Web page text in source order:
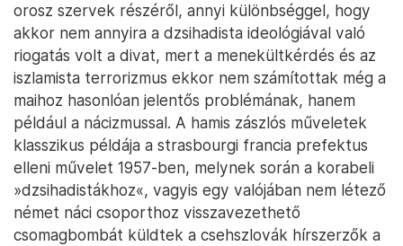
orosz szervek részéről, annyi különbséggel, hogy
akkor nem annyira a dzsihadista ideológiával való
riogatás volt a divat, mert a menekültkérdés és az
iszlamista terrorizmus ekkor nem számítottak még a
maihoz hasonlóan jelentős problémának, hanem
például a nácizmussal. A hamis zászlós műveletek
klasszikus példája a strasbourgi francia prefektus
elleni művelet 1957-ben, melynek során a korabeli
»dzsihadistákhoz«, vagyis egy valójában nem létező
német náci csoporthoz visszavezethető
csomagbombát küldtek a csehszlovák hírszerzők a